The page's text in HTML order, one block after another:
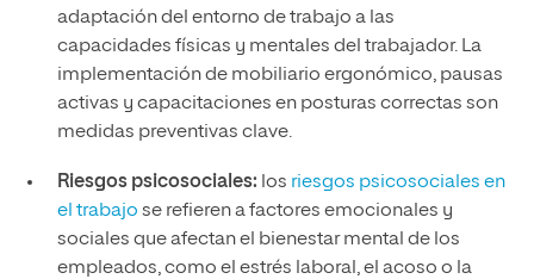
adaptación del entorno de trabajo a las
capacidades físicas y mentales del trabajador. La
implementación de mobiliario ergonómico, pausas
activas y capacitaciones en posturas correctas son
medidas preventivas clave.
Riesgos psicosociales: los riesgos psicosociales en
el trabajo se refieren a factores emocionales y
sociales que afectan el bienestar mental de los
empleados, como el estrés laboral, el acoso o la